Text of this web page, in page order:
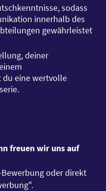
sodass
innerhalb des
gewährleistet
deiner
du eine wertvolle
freuen wir uns auf
oder direkt